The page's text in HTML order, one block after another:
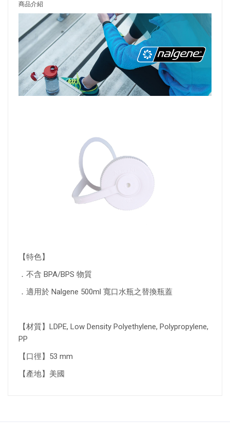
商品介紹
【特色】
．不含 BPA/BPS 物質
．適用於 Nalgene 500ml 寬口水瓶之替換瓶蓋
【材質】LDPE, Low Density Polyethylene, Polypropylene,
PP
【口徑】53 mm
【產地】美國